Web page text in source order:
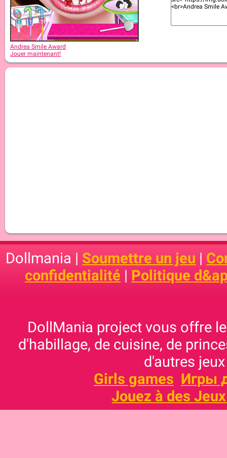
Andrea Smile Award
Jouer maintenant!
Dollmania | Soumettre un jeu |
confidentialité | Politique
DollMania project vous offre
d'habillage, de cuisine, de
d'autres
Girls games Игры
Jouez à des